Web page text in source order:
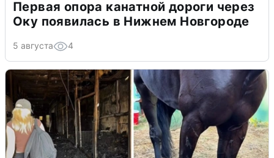
Первая опора канатной дороги через
Оку появилась в Нижнем Новгороде
5 августа 4